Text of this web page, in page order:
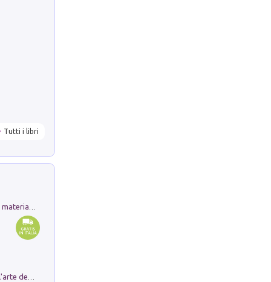
Tutti i libri
Ricerche dei dottorandi in storia dell'arte della Sapienza